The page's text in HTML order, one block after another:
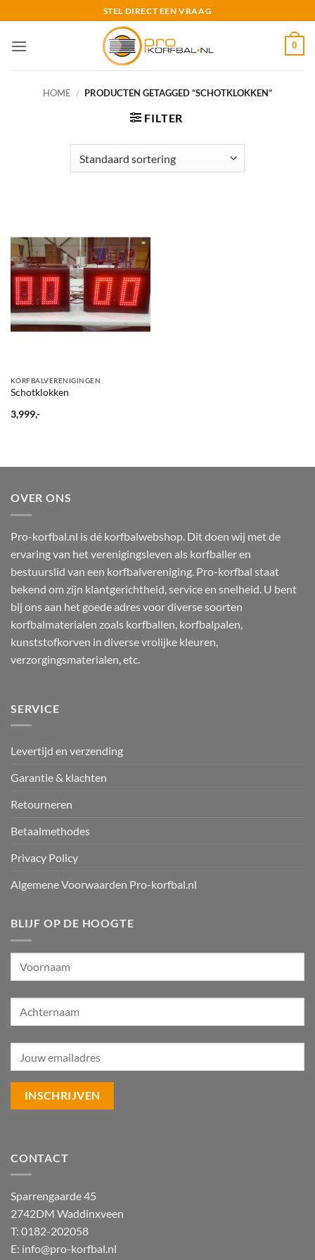
naar
inhoud
STEL DIRECT EEN VRAAG
0
HOME / PRODUCTEN GETAGGED “SCHOTKLOKKEN”
FILTER
KORFBALVERENIGINGEN
Schotklokken
3,999,-
OVER ONS
Pro-korfbal.nl is dé korfbalwebshop. Dit doen wij met de
ervaring van het verenigingsleven als korfballer en
bestuurslid van een korfbalvereniging. Pro-korfbal staat
bekend om zijn klantgerichtheid, service en snelheid. U bent
bij ons aan het goede adres voor diverse soorten
korfbalmaterialen zoals korfballen, korfbalpalen,
kunststofkorven in diverse vrolijke kleuren,
verzorgingsmaterialen, etc.
SERVICE
Levertijd en verzending
Garantie & klachten
Retourneren
Betaalmethodes
Privacy Policy
Algemene Voorwaarden Pro-korfbal.nl
BLIJF OP DE HOOGTE
CONTACT
Sparrengaarde 45
2742DM Waddinxveen
T: 0182-202058
E: info@pro-korfbal.nl